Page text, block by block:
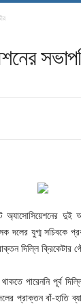
অ্যাসোসিয়েশনের দুই
দলের যুগ্ম সচিবকে
দিল্লি ক্রিকেটার
পারেননি পূর্ব
দলের প্রাক্তন বাঁ-